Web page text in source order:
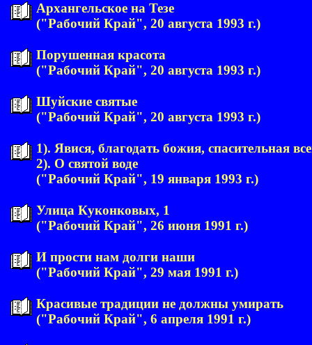
Архангельское на Тезе
("Рабочий Край", 20 августа 1993 г.)
Порушенная красота
("Рабочий Край", 20 августа 1993 г.)
Шуйские святые
("Рабочий Край", 20 августа 1993 г.)
1). Явися, благодать божия, спасительная
2). О святой воде
("Рабочий Край", 19 января 1993 г.)
Улица Куконковых, 1
("Рабочий Край", 26 июня 1991 г.)
И прости нам долги наши
("Рабочий Край", 29 мая 1991 г.)
Красивые традиции не должны умирать
("Рабочий Край", 6 апреля 1991 г.)